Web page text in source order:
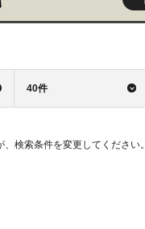
40件
検索条件を変更してください。